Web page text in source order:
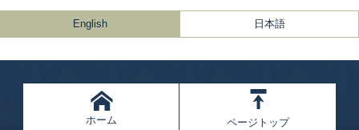
English 日本語
ホーム ページトップ